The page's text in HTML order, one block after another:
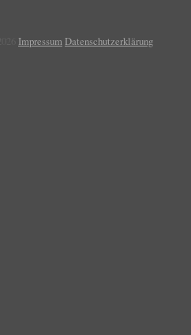
Impressum Datenschutzerklärung